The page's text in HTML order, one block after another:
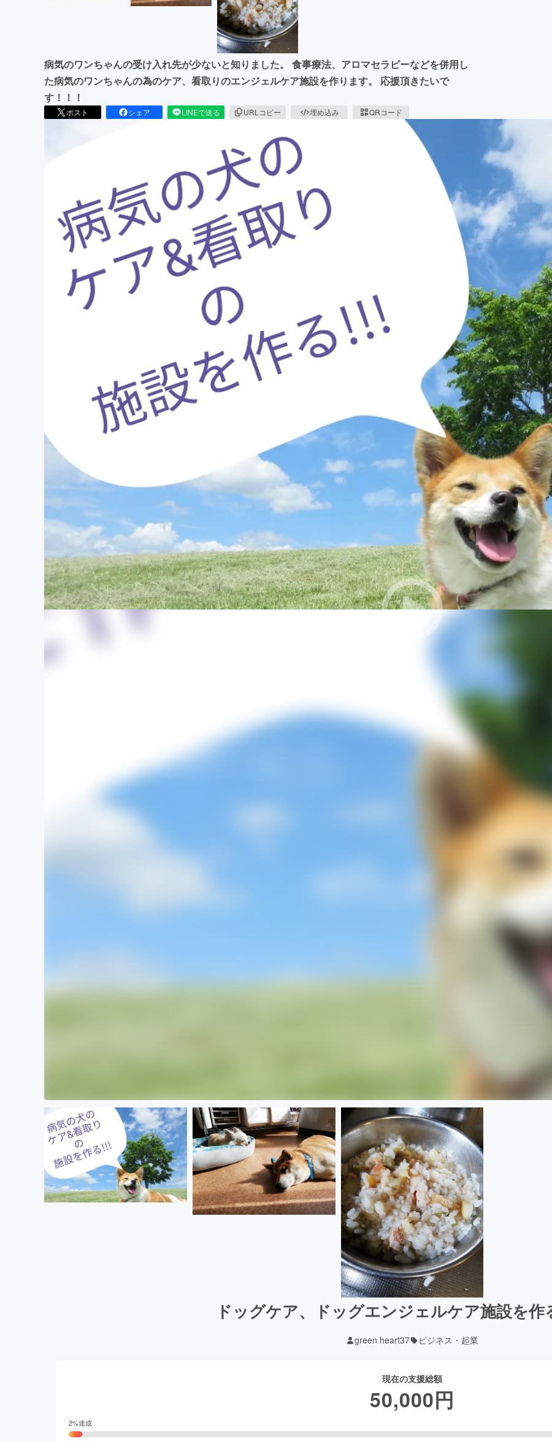
病気のワンちゃんの受け入れ先が少ないと知りました。 食事療法、アロマセラピーなどを併用し
た病気のワンちゃんの為のケア、看取りのエンジェルケア施設を作ります。 応援頂きたいで
す！！！
ポスト シェア LINEで送る URLコピー 埋め込み QRコード
ドッグケア、ドッグエンジェルケア施設を作
green heart37 ビジネス・起業
現在の支援総額
50,000円
2%達成